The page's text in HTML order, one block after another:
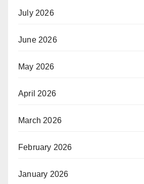
July 2026
June 2026
May 2026
April 2026
March 2026
February 2026
January 2026